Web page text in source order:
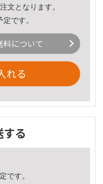
文となります。
です。
料について
れる
する
です。